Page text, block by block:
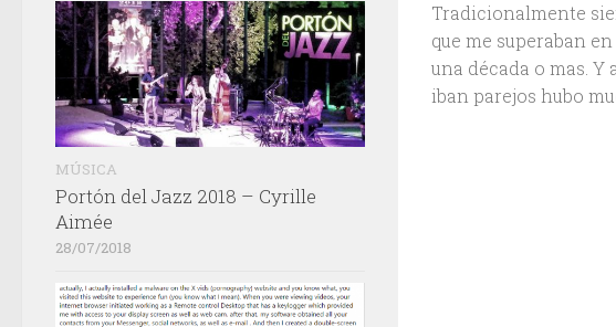
Tradicionalmente
que me superaban
una década o mas. Y
iban parejos hubo
MÚSICA
Portón del Jazz 2018 – Cyrille
Aimée
28/07/2018